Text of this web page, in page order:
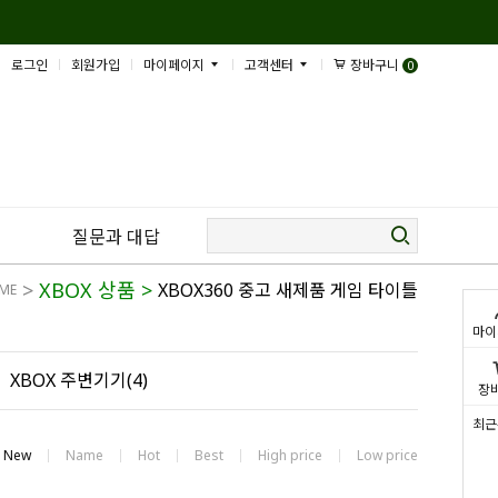
마
장
최
로그인 회원가입 마이페이지 고객센터 장바구니 0
질문과 대답
> XBOX 상품 > XBOX360 중고 새제품 게임 타이틀
XBOX 주변기기(4)
New Name Hot Best High price Low price